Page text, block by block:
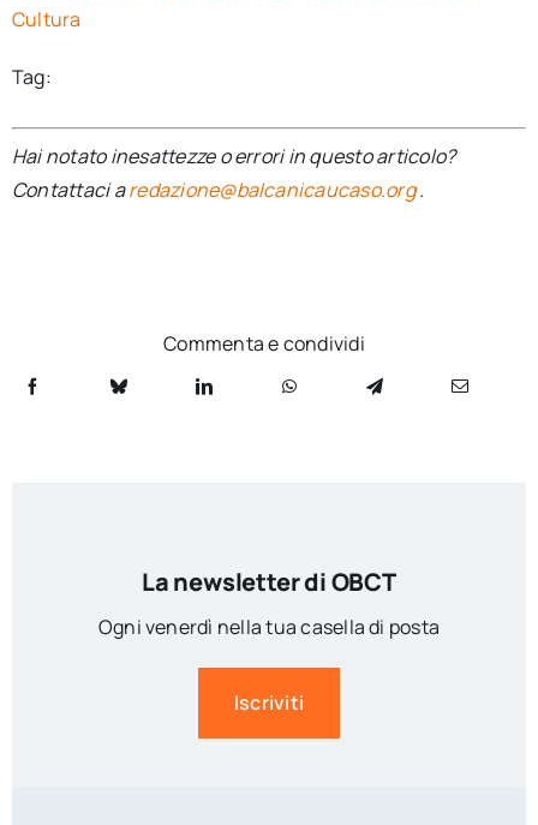
Cultura
Tag:
Hai notato inesattezze o errori in questo articolo?
Contattaci aredazione@balcanicaucaso.org.
Commenta e condividi
La newsletter di OBCT
Ogni venerdì nella tua casella di posta
Iscriviti